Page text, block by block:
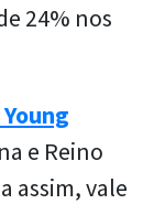
24% nos
e Reino
assim, vale